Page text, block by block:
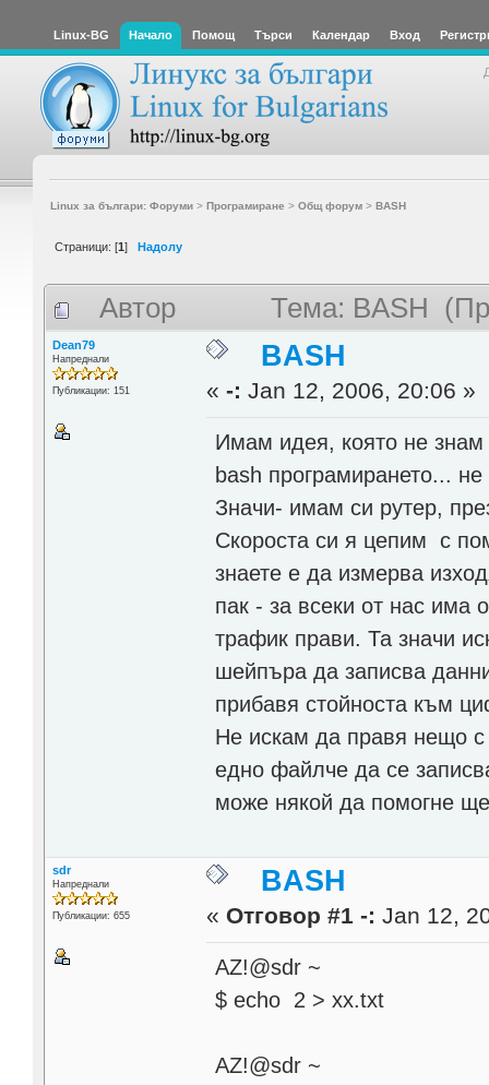
Linux-BG Начало Помощ Търси Календар Вход
Linux за българи: Форуми> Програмиране > Общ форум> BASH
Страници: [1] Надолу
Автор Тема: BASH
Dean79
Напреднали
Публикации: 151
BASH
«-: Jan 12, 2006, 20:06 »
Имам идея, която не
bash програмирането...
Значи- имам си рутер,
Скороста си я цепим с
знаете е да измерва
пак - за всеки от нас има
трафик прави. Та значи
шейпъра да записва
прибавя стойноста към
Не искам да правя нещо
едно файлче да се
може някой да помогне
sdr
Напреднали
Публикации: 655
BASH
« Отговор #1 -: Jan 12,
AZ!@sdr ~
$ echo 2 > xx.txt
AZ!@sdr ~